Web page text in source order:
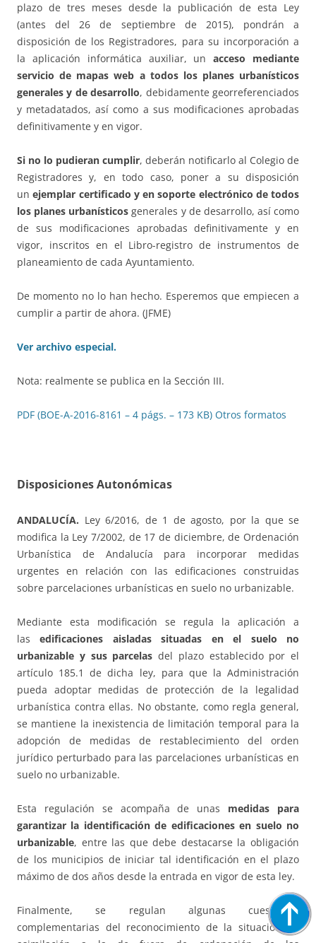
plazo de tres meses desde la publicación de esta Ley
(antes del 26 de septiembre de 2015), pondrán a
disposición de los Registradores, para su incorporación a
la aplicación informática auxiliar, unacceso mediante
servicio de mapas web a todos los planes urbanísticos
generales y de desarrollo, debidamente georreferenciados
y metadatados, así como a sus modificaciones aprobadas
definitivamente y en vigor.
Si no lo pudieran cumplir, deberán notificarlo al Colegio de
Registradores y, en todo caso, poner a su disposición
unejemplar certificado y en soporte electrónico de todos
los planes urbanísticos generales y de desarrollo, así como
de sus modificaciones aprobadas definitivamente y en
vigor, inscritos en el Libro-registro de instrumentos de
planeamiento de cada Ayuntamiento.
De momento no lo han hecho. Esperemos que empiecen a
cumplir a partir de ahora. (JFME)
Ver archivo especial.
Nota: realmente se publica en la Sección III.
PDF (BOE-A-2016-8161 – 4 págs. – 173 KB) Otros formatos
Disposiciones Autonómicas
ANDALUCÍA. Ley 6/2016, de 1 de agosto, por la que se
modifica la Ley 7/2002, de 17 de diciembre, de Ordenación
Urbanística de Andalucía para incorporar medidas
urgentes en relación con las edificaciones construidas
sobre parcelaciones urbanísticas en suelo no urbanizable.
Mediante esta modificación se regula la aplicación a
lasedificaciones aisladas situadas en el suelo no
urbanizable y sus parcelas del plazo establecido por el
artículo 185.1 de dicha ley, para que la Administración
pueda adoptar medidas de protección de la legalidad
urbanística contra ellas. No obstante, como regla general,
se mantiene la inexistencia de limitación temporal para la
adopción de medidas de restablecimiento del orden
jurídico perturbado para las parcelaciones urbanísticas en
suelo no urbanizable.
Esta regulación se acompaña de unas medidas para
garantizar la identificación de edificaciones en suelo no
urbanizable, entre las que debe destacarse la obligación
de los municipios de iniciar tal identificación en el plazo
máximo de dos años desde la entrada en vigor de esta ley.
Finalmente, se regulan algunas cuestiones
complementarias del reconocimiento de la situación de